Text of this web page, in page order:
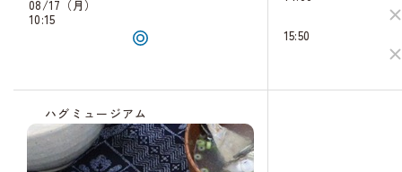
08/17（月）
10:15
15:50
ハグミュージアム